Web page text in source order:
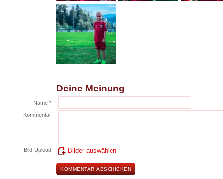
Deine Meinung
Name *
Kommentar
Bild-Upload Bilder auswählen